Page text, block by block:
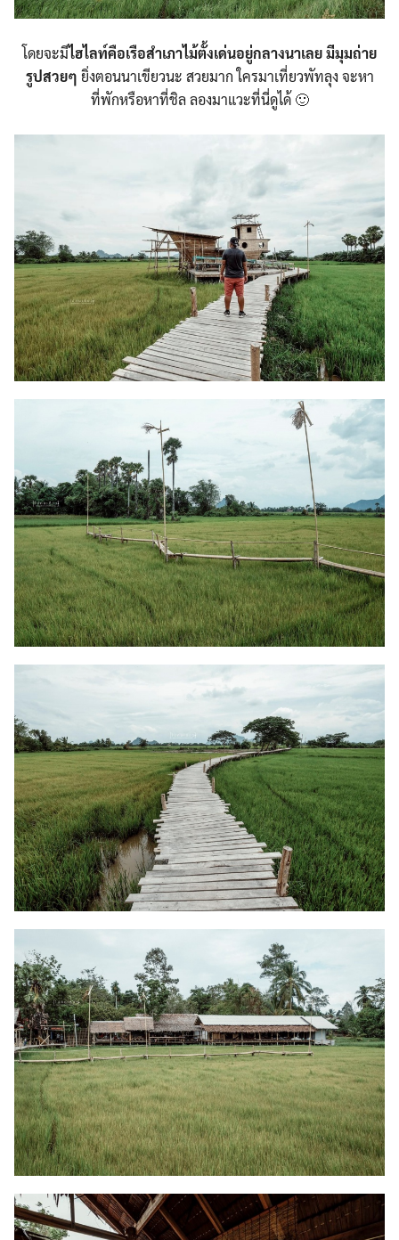
โดยจะมีไฮไลท์คือเรือสำเภาไม้ตั้งเด่นอยู่กลางนาเลย มีมุมถ่าย
รูปสวยๆ ยิ่งตอนนาเขียวนะ สวยมาก ใครมาเที่ยวพัทลุง จะหา
ที่พักหรือหาที่ชิล ลองมาแวะที่นี่ดูได้ 🙂